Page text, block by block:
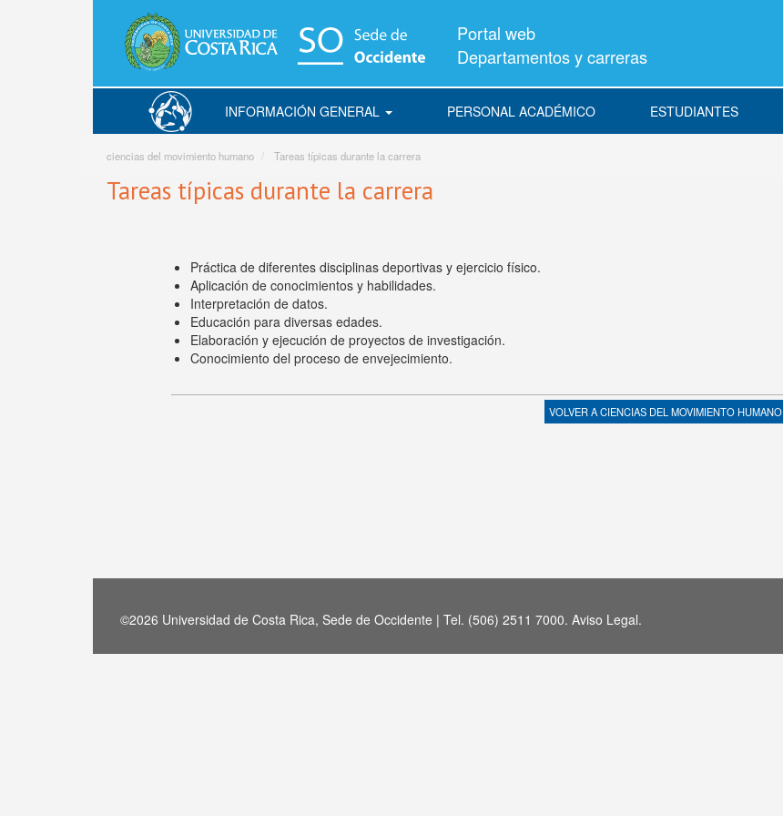
Portal web
Departamentos y carreras
Movimiento
Humano
INFORMACIÓN GENERAL PERSONAL ACADÉMICO ESTUDIANTES
ciencias del movimiento humano Tareas típicas durante la carrera
Tareas típicas durante la carrera
Práctica de diferentes disciplinas deportivas y ejercicio físico.
Aplicación de conocimientos y habilidades.
Interpretación de datos.
Educación para diversas edades.
Elaboración y ejecución de proyectos de investigación.
Conocimiento del proceso de envejecimiento.
VOLVER ACIENCIAS DEL MOVIMIENTO HUMANO
©2026 Universidad de Costa Rica, Sede de Occidente | Tel. (506) 2511 7000. Aviso Legal.